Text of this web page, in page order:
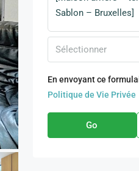
Sélectionner
En envoyant ce
Politique de Vie Privée
Go